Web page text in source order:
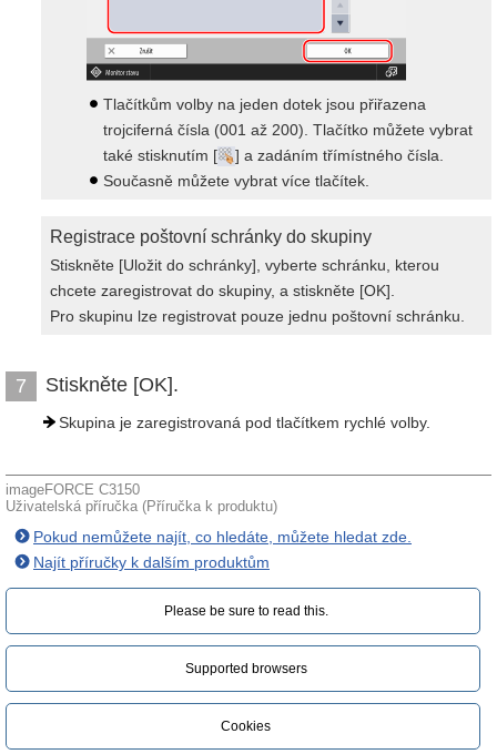
Tlačítkům volby na jeden dotek jsou přiřazena
trojciferná čísla (001 až 200). Tlačítko můžete vybrat
také stisknutím [
] a zadáním třímístného čísla.
Současně můžete vybrat více tlačítek.
Registrace poštovní schránky do skupiny
Stiskněte [Uložit do schránky], vyberte schránku, kterou
chcete zaregistrovat do skupiny, a stiskněte [OK].
Pro skupinu lze registrovat pouze jednu poštovní schránku.
7 Stiskněte [OK].
Skupina je zaregistrovaná pod tlačítkem rychlé volby.
imageFORCE C3150
Uživatelská příručka (Příručka k produktu)
Pokud nemůžete najít, co hledáte, můžete hledat zde.
Najít příručky k dalším produktům
Please be sure to read this.‎
Supported browsers
Cookies